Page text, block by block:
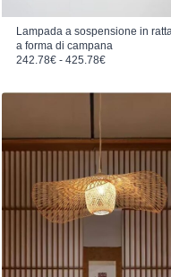
Lampada a sospensione in
a forma di campana
242.78€ - 425.78€Fascia di prezzo: da 242.78€ a 425.78€